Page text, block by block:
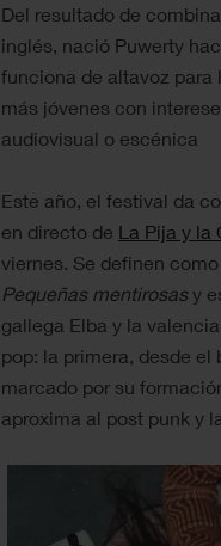
Del resultado de
inglés, nació Puwerty
funciona de altavoz para
más jóvenes con
audiovisual o escénica
Este año, el festival da
en directo de La Pija y la
viernes. Se definen
Pequeñas mentirosasy
gallega Elba y la
pop: la primera, desde
marcado por su
aproxima al post punk y